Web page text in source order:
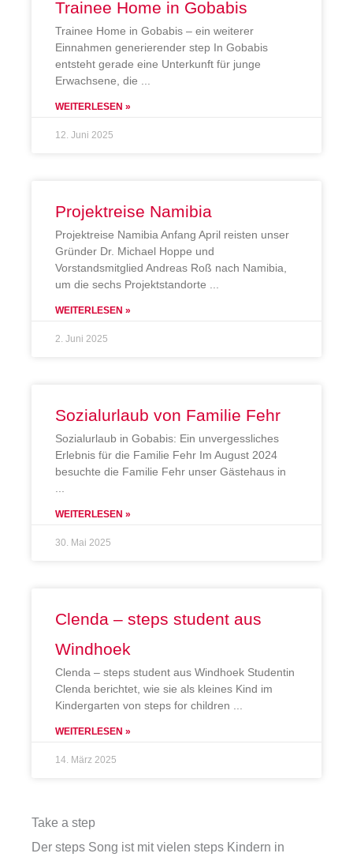
Trainee Home in Gobabis
Trainee Home in Gobabis – ein weiterer
Einnahmen generierender step In Gobabis
entsteht gerade eine Unterkunft für junge
Erwachsene, die
WEITERLESEN »
12. Juni 2025
Projektreise Namibia
Projektreise Namibia Anfang April reisten unser
Gründer Dr. Michael Hoppe und
Vorstandsmitglied Andreas Roß nach Namibia,
um die sechs Projektstandorte
WEITERLESEN »
2. Juni 2025
Sozialurlaub von Familie Fehr
Sozialurlaub in Gobabis: Ein unvergessliches
Erlebnis für die Familie Fehr Im August 2024
besuchte die Familie Fehr unser Gästehaus in
WEITERLESEN »
30. Mai 2025
Clenda – steps student aus
Windhoek
Clenda – steps student aus Windhoek Studentin
Clenda berichtet, wie sie als kleines Kind im
Kindergarten von steps for children
WEITERLESEN »
14. März 2025
Take a step
Der steps Song ist mit vielen steps Kindern in